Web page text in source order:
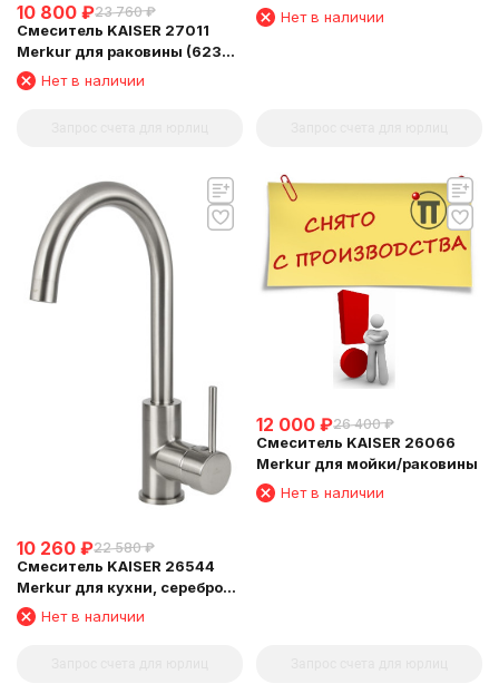
10 800 ₽23 760 ₽
Смеситель KAISER 27011
Merkur для раковины (6239
Картридж )
Нет в наличии
Нет в наличии
10 260 ₽22 580 ₽
Смеситель KAISER 26544
Merkur для кухни, серебро
SilverНет в наличии
12 000 ₽26 400 ₽
Смеситель KAISER 26066
Merkur для мойки/раковины
Нет в наличии